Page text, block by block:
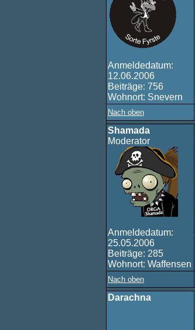
Anmeldedatum:
12.06.2006
Beiträge: 756
Wohnort: Snevern
Nach oben
Shamada
Moderator
Anmeldedatum:
25.05.2006
Beiträge: 285
Wohnort: Waffensen
Nach oben
Darachna